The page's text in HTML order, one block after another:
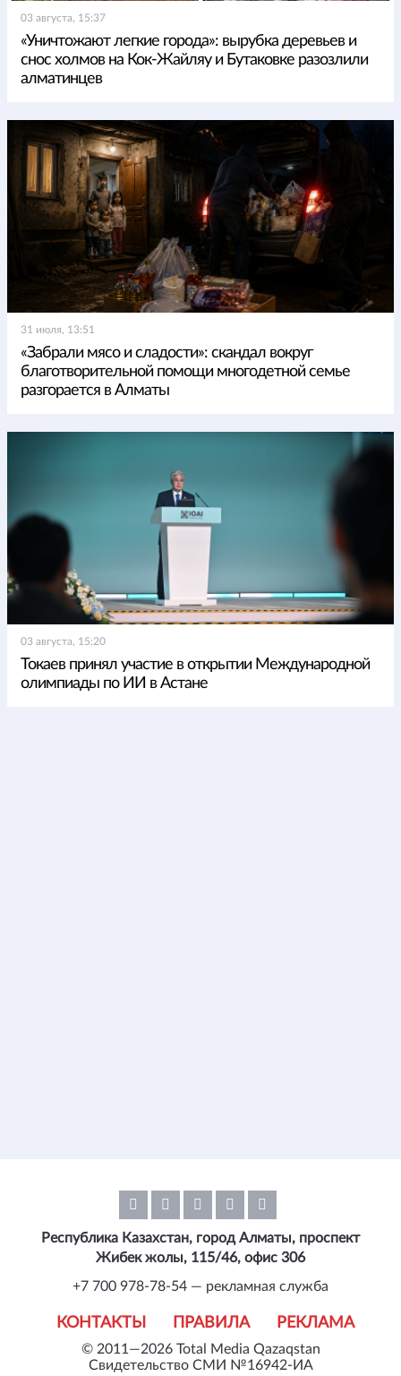
03 августа, 15:37
«Уничтожают легкие города»: вырубка деревьев и
снос холмов на Кок-Жайляу и Бутаковке разозлили
алматинцев
31 июля, 13:51
«Забрали мясо и сладости»: скандал вокруг
благотворительной помощи многодетной семье
разгорается в Алматы
03 августа, 15:20
Токаев принял участие в открытии Международной
олимпиады по ИИ в Астане
© 2011—2026 Total Media Qazaqstan
Свидетельство СМИ №16942-ИА
КОНТАКТЫ ПРАВИЛА РЕКЛАМА
Республика Казахстан, город Алматы, проспект
Жибек жолы, 115/46, офис 306
+7 700 978-78-54 — рекламная служба